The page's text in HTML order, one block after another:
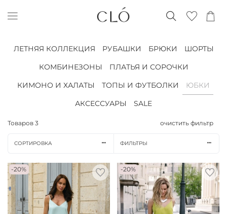
ЛЕТНЯЯ КОЛЛЕКЦИЯ РУБАШКИ БРЮКИ
ШОРТЫ
КОМБИНЕЗОНЫ
ПЛАТЬЯ И СОРОЧКИ
КИМОНО И ХАЛАТЫ
ТОПЫ И ФУТБОЛКИ
ЮБКИ
АКСЕССУАРЫ
SALE
Товаров 3 очистить фильтр
СОРТИРОВКА ФИЛЬТРЫ
-20% -20%